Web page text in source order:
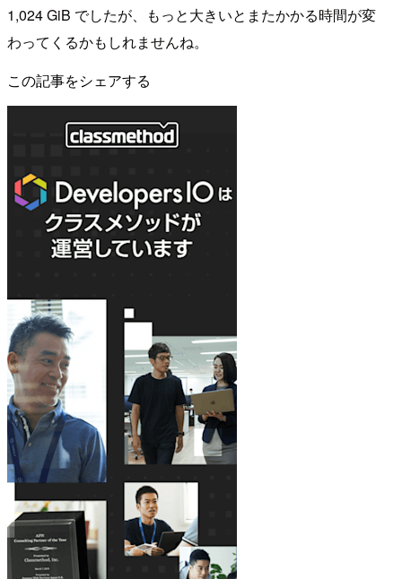
1,024 GiB でしたが、もっと大きいとまたかかる時間が変
わってくるかもしれませんね。
この記事をシェアする